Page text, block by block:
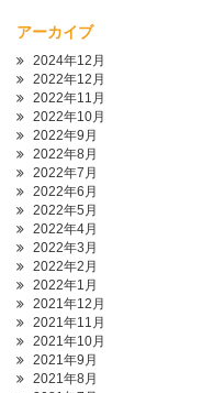
アーカイブ
2024年12月
2022年12月
2022年11月
2022年10月
2022年9月
2022年8月
2022年7月
2022年6月
2022年5月
2022年4月
2022年3月
2022年2月
2022年1月
2021年12月
2021年11月
2021年10月
2021年9月
2021年8月